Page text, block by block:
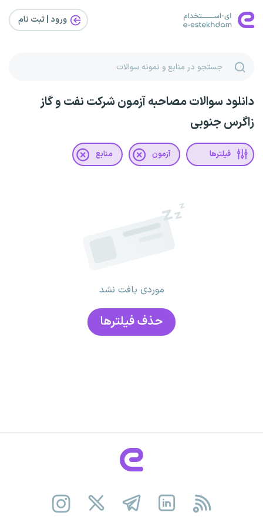
ورود | ثبت‌ نام
دانلود سوالات مصاحبه آزمون شرکت نفت و گاز
زاگرس جنوبی
فیلترها آزمون منابع
موردی یافت نشد
حذف فیلتر‌ها